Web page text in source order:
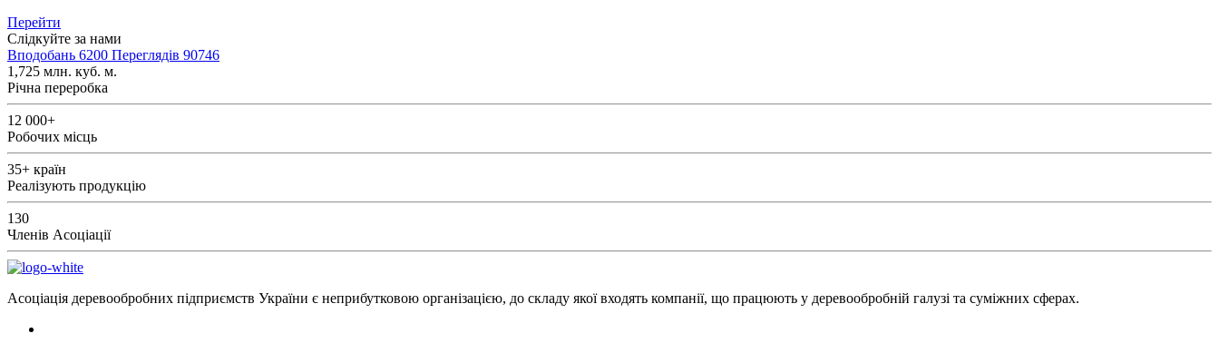
Перейти
Слідкуйте за нами
Вподобань 6200 Переглядів 90746
1,725 млн. куб. м.
Річна переробка
12 000+
Робочих місць
35+ країн
Реалізують продукцію
130
Членів Асоціації
Асоціація деревообробних підприємств України є неприбутковою організацією, до складу якої входять компанії, що працюють у деревообробній галузі та суміжних сферах.